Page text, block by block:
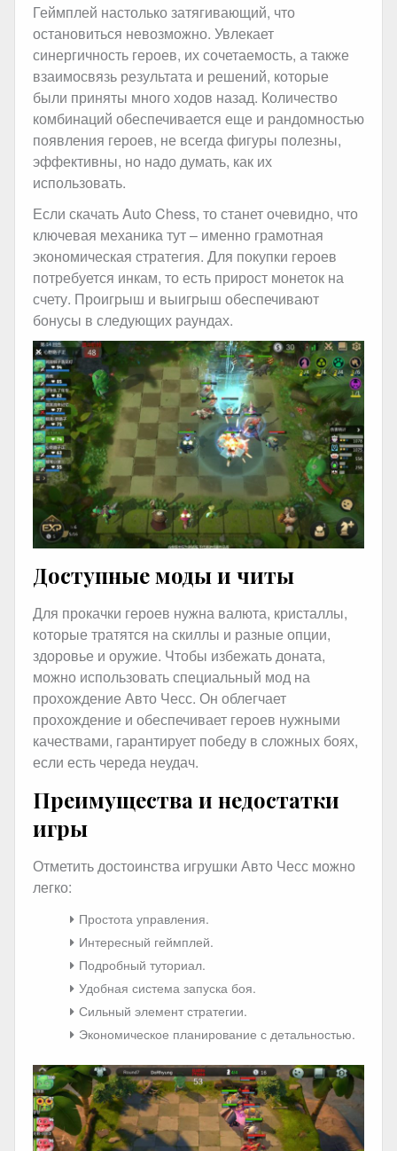
Геймплей настолько затягивающий, что
остановиться невозможно. Увлекает
синергичность героев, их сочетаемость, а также
взаимосвязь результата и решений, которые
были приняты много ходов назад. Количество
комбинаций обеспечивается еще и рандомностью
появления героев, не всегда фигуры полезны,
эффективны, но надо думать, как их
использовать.
Если скачать Auto Chess, то станет очевидно, что
ключевая механика тут – именно грамотная
экономическая стратегия. Для покупки героев
потребуется инкам, то есть прирост монеток на
счету. Проигрыш и выигрыш обеспечивают
бонусы в следующих раундах.
Доступные моды и читы
Для прокачки героев нужна валюта, кристаллы,
которые тратятся на скиллы и разные опции,
здоровье и оружие. Чтобы избежать доната,
можно использовать специальный мод на
прохождение Авто Чесс. Он облегчает
прохождение и обеспечивает героев нужными
качествами, гарантирует победу в сложных боях,
если есть череда неудач.
Преимущества и недостатки
игры
Отметить достоинства игрушки Авто Чесс можно
легко:
Простота управления.
Интересный геймплей.
Подробный туториал.
Удобная система запуска боя.
Сильный элемент стратегии.
Экономическое планирование с детальностью.